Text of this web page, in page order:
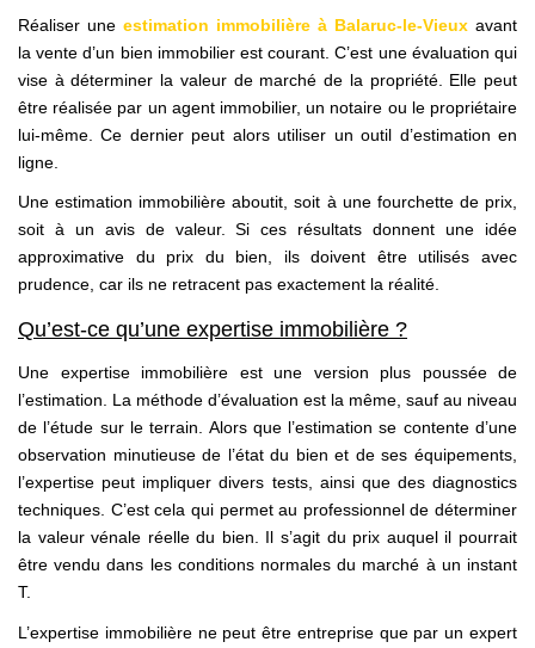
Réaliser une estimation immobilière à Balaruc-le-Vieux avant
la vente d’un bien immobilier est courant. C’est une évaluation qui
vise à déterminer la valeur de marché de la propriété. Elle peut
être réalisée par un agent immobilier, un notaire ou le propriétaire
lui-même. Ce dernier peut alors utiliser un outil d’estimation en
ligne.
Une estimation immobilière aboutit, soit à une fourchette de prix,
soit à un avis de valeur. Si ces résultats donnent une idée
approximative du prix du bien, ils doivent être utilisés avec
prudence, car ils ne retracent pas exactement la réalité.
Qu’est-ce qu’une expertise immobilière ?
Une expertise immobilière est une version plus poussée de
l’estimation. La méthode d’évaluation est la même, sauf au niveau
de l’étude sur le terrain. Alors que l’estimation se contente d’une
observation minutieuse de l’état du bien et de ses équipements,
l’expertise peut impliquer divers tests, ainsi que des diagnostics
techniques. C’est cela qui permet au professionnel de déterminer
la valeur vénale réelle du bien. Il s’agit du prix auquel il pourrait
être vendu dans les conditions normales du marché à un instant
T.
L’expertise immobilière ne peut être entreprise que par un expert